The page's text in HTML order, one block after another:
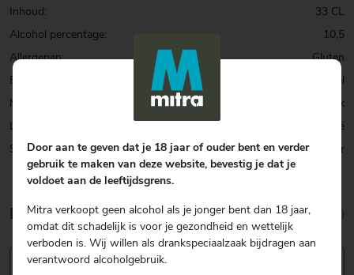
Reviews 4,6/5 (5 reviews)
Inhoud:
33 CL
Alcohol percentage:
10,5
Allergenen:
Gluten
Biersoort:
Quadrupel
Merk:
Gulden Draak
Land:
België
Smaak:
Rijk & Donker
Door aan te geven dat je 18 jaar of ouder bent en verder
gebruik te maken van deze website, bevestig je dat je
voldoet aan de leeftijdsgrens.
Mitra verkoopt geen alcohol als je jonger bent dan 18 jaar,
omdat dit schadelijk is voor je gezondheid en wettelijk
verboden is. Wij willen als drankspeciaalzaak bijdragen aan
verantwoord alcoholgebruik.